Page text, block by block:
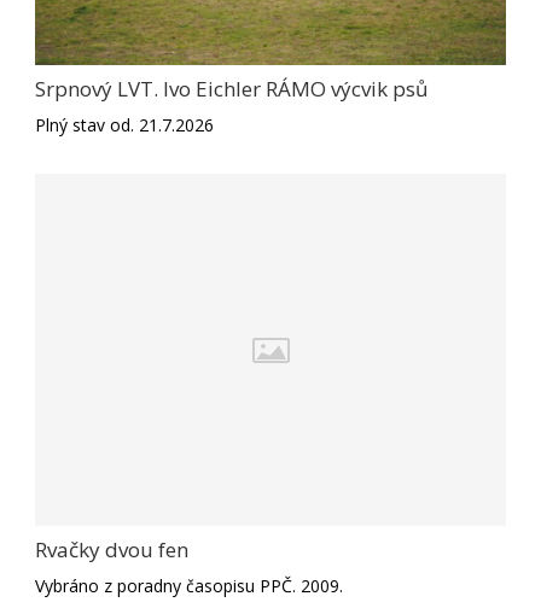
Srpnový LVT. Ivo Eichler RÁMO výcvik psů
Plný stav od. 21.7.2026
Rvačky dvou fen
Vybráno z poradny časopisu PPČ. 2009.